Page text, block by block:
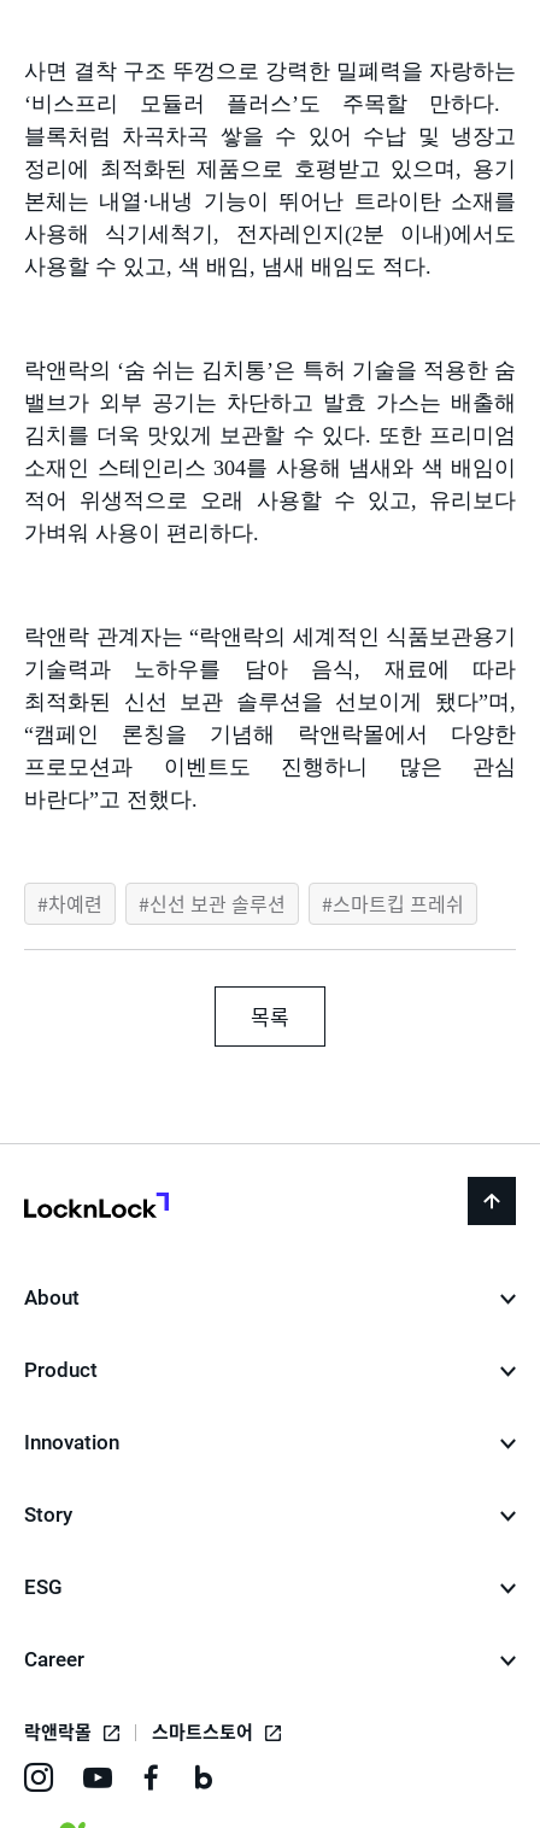
사면 결착 구조 뚜껑으로 강력한 밀폐력을 자랑하는
‘비스프리 모듈러 플러스’도 주목할 만하다.
블록처럼 차곡차곡 쌓을 수 있어 수납 및 냉장고
정리에 최적화된 제품으로 호평받고 있으며 , 용기
본체는 내열 ·내냉 기능이 뛰어난 트라이탄 소재를
사용해 식기세척기 , 전자레인지 (2분 이내)에서도
사용할 수 있고, 색 배임, 냄새 배임도 적다.
락앤락의 ‘숨 쉬는 김치통’은 특허 기술을 적용한 숨
밸브가 외부 공기는 차단하고 발효 가스는 배출해
김치를 더욱 맛있게 보관할 수 있다. 또한 프리미엄
소재인 스테인리스 304를 사용해 냄새와 색 배임이
적어 위생적으로 오래 사용할 수 있고, 유리보다
가벼워 사용이 편리하다.
락앤락 관계자는 “락앤락의 세계적인 식품보관용기
기술력과 노하우를 담아 음식, 재료에 따라
최적화된 신선 보관 솔루션을 선보이게 됐다”며 ,
“캠페인 론칭을 기념해 락앤락몰에서 다양한
프로모션과 이벤트도 진행하니 많은 관심
바란다”고 전했다.
차예련 신선 보관 솔루션 스마트킵 프레쉬
목록
back
About
Product
Innovation
Story
ESG
Career
락앤락몰 스마트스토어
스